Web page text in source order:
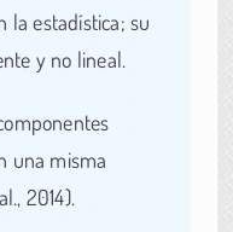
la estadística; su
y no lineal.
una misma
2014).